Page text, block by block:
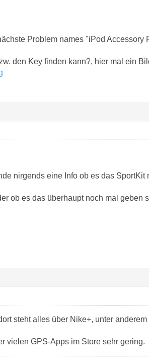
Problem names "iPod Accessory
den Key finden kann?, hier mal ein
nirgends eine Info ob es das SportKit
ob es das überhaupt noch mal geben
steht alles über Nike+, unter
vielen GPS-Apps im Store sehr gering.